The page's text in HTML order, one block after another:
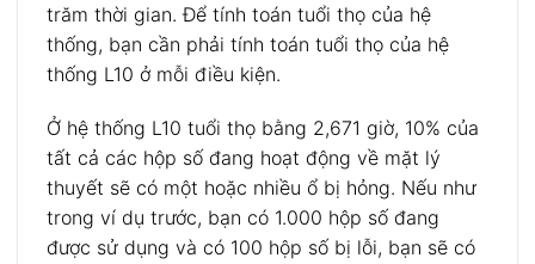
trăm thời gian.Để tính toán tuổi thọ của hệ
thống, bạn cần phải tính toán tuổi thọ của hệ
thống L10 ở mỗi điều kiện.
Ở hệ thống L10 tuổi thọ bằng 2,671 giờ, 10% của
tất cả các hộp số đang hoạt động về mặt lý
thuyết sẽ có một hoặc nhiều ổ bị hỏng. Nếu như
trong ví dụ trước, bạn có 1.000 hộp số đang
được sử dụng và có 100 hộp số bị lỗi, bạn sẽ có